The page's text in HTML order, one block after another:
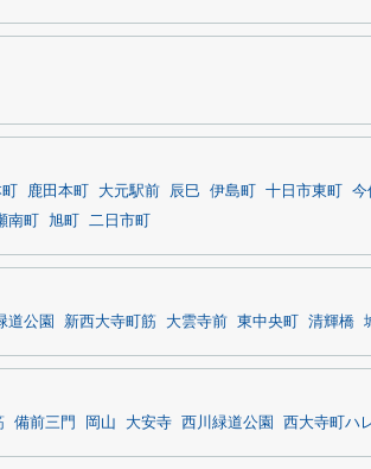
鹿田本町 大元駅前 辰巳 伊島町 十日市東町 今
南町 旭町 二日市町
道公園 新西大寺町筋 大雲寺前 東中央町 清輝橋
備前三門 岡山 大安寺 西川緑道公園 西大寺町ハ